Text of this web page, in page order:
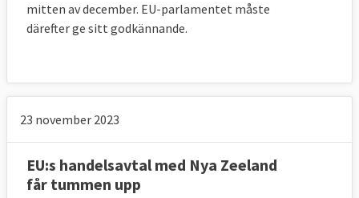
mitten av december. EU-parlamentet måste
därefter ge sitt godkännande.
23 november 2023
EU:s handelsavtal med Nya Zeeland
får tummen upp